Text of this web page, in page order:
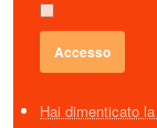
Hai dimenticato